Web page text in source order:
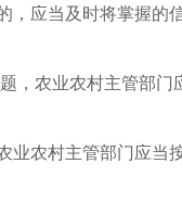
，应当及时将掌握的
，农业农村主管部门
业农村主管部门应当